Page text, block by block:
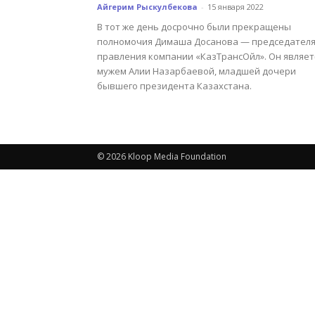
Айгерим Рыскулбекова - 15 января 2022
В тот же день досрочно были прекращены
полномочия Димаша Досанова — председателя
правления компании «КазТрансОйл». Он
мужем Алии Назарбаевой, младшей дочери
бывшего президента Казахстана.
© 2026 Kloop Media Foundation